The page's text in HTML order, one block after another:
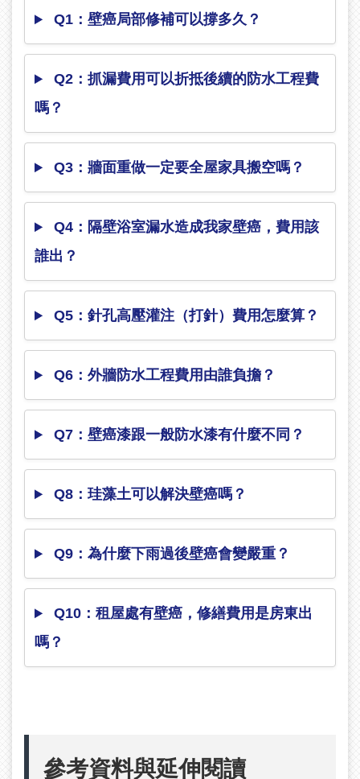
Q1：壁癌局部修補可以撐多久？
Q2：抓漏費用可以折抵後續的防水工程費
嗎？
Q3：牆面重做一定要全屋家具搬空嗎？
Q4：隔壁浴室漏水造成我家壁癌，費用該
誰出？
Q5：針孔高壓灌注（打針）費用怎麼算？
Q6：外牆防水工程費用由誰負擔？
Q7：壁癌漆跟一般防水漆有什麼不同？
Q8：珪藻土可以解決壁癌嗎？
Q9：為什麼下雨過後壁癌會變嚴重？
Q10：租屋處有壁癌，修繕費用是房東出
嗎？
參考資料與延伸閱讀